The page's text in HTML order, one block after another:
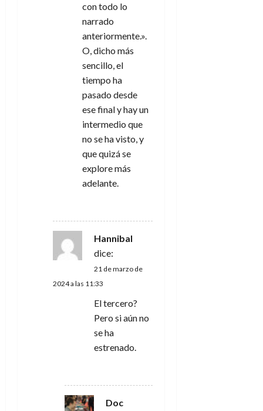
con todo lo
narrado
anteriormente.».
O, dicho más
sencillo, el
tiempo ha
pasado desde
ese final y hay un
intermedio que
no se ha visto, y
que quizá se
explore más
adelante.
Hannibal
dice:
21 de marzo de
2024 a las 11:33
El tercero?
Pero si aún no
se ha
estrenado.
Doc